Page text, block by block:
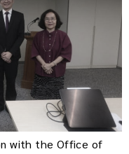
with the Office of